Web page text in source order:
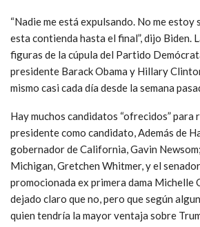
“Nadie me está expulsando. No me estoy
esta contienda hasta el final”, dijo Biden.
figuras de la cúpula del Partido
presidente Barack Obama y Hillary
mismo casi cada día desde la semana
Hay muchos candidatos “ofrecidos” para
presidente como candidato, Además de
gobernador de California, Gavin
Michigan, Gretchen Whitmer, y el
promocionada ex primera dama Michelle
dejado claro que no, pero que según
quien tendría la mayor ventaja sobre